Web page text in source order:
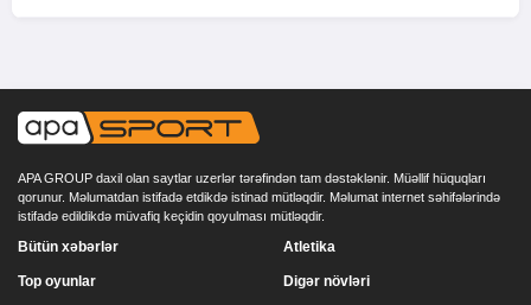
APA GROUP daxil olan saytlar uzerlər tərəfindən tam dəstəklənir. Müəllif hüquqları
qorunur. Məlumatdan istifadə etdikdə istinad mütləqdir. Məlumat internet səhifələrində
istifadə edildikdə müvafiq keçidin qoyulması mütləqdir.
Bütün xəbərlər
Top oyunlar
Atletika
Digər növləri